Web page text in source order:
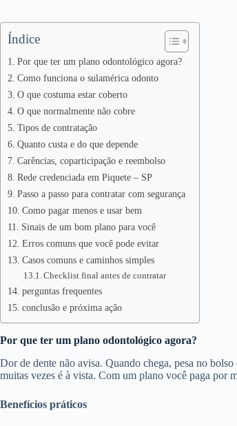
Índice
Por que ter um plano odontológico agora?
Como funciona o sulamérica odonto
O que costuma estar coberto
O que normalmente não cobre
Tipos de contratação
Quanto custa e do que depende
Carências, coparticipação e reembolso
Rede credenciada em Piquete – SP
Passo a passo para contratar com segurança
Como pagar menos e usar bem
Sinais de um bom plano para você
Erros comuns que você pode evitar
Casos comuns e caminhos simples
Checklist final antes de contratar
perguntas frequentes
conclusão e próxima ação
Por que ter um plano odontológico agora?
Dor de dente não avisa. Quando chega, pesa no
muitas vezes é à vista. Com um plano você paga por
Benefícios práticos